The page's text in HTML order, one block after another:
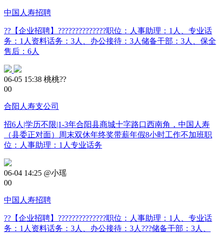
中国人寿招聘
??【企业招聘】??????????????职位：人事助理：1人、专业话
务：1人资料话务：3人、办公接待：3人储备干部：3人、保全
售后：6人
06-05 15:38 桃桃??
00
合阳人寿支公司
招6人|学历不限|1-3年合阳县商城十字路口西南角，中国人寿
（县委正对面）周末双休年终奖带薪年假8小时工作不加班职
位：人事助理：1人专业话务
06-04 14:25 @小瑶
00
中国人寿招聘
??【企业招聘】??????????????职位：人事助理：1人、专业话
务：1人资料话务：3人、办公接待：3人???储备干部：3人、